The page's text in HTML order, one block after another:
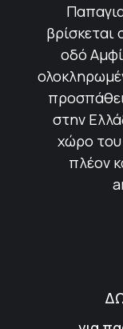
βρίσκεται
οδό
στην
χώρο του
πλέον